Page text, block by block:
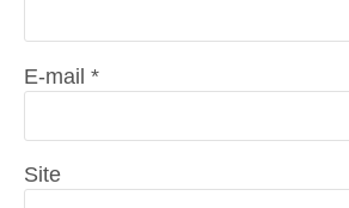
E-mail *
Site